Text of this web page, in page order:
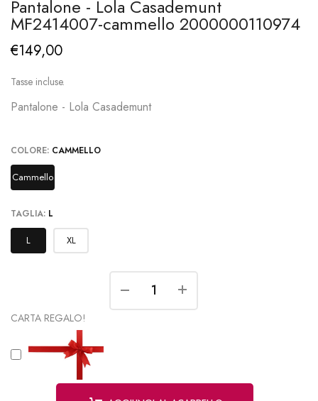
Pantalone - Lola Casademunt
MF2414007-cammello 2000000110974
€149,00
Tasse incluse.
Pantalone - Lola Casademunt
COLORE: CAMMELLO
Cammello
TAGLIA: L
L XL
CARTA REGALO!